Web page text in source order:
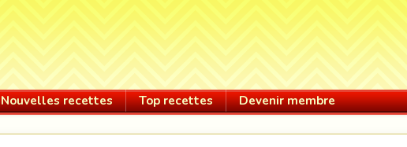
Nouvelles recettes Top recettes Devenir membre